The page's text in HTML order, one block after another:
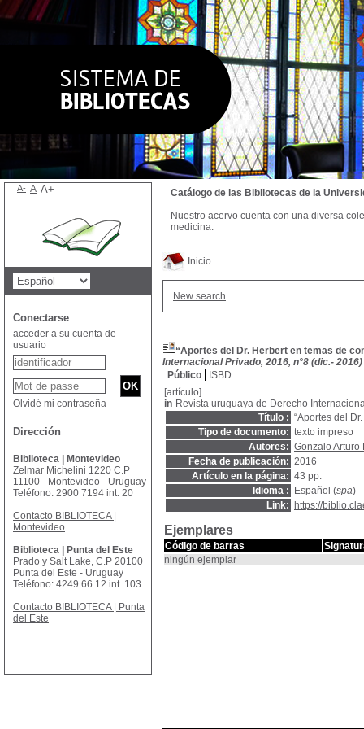
Inicio
New search
“Aportes del Dr. Herbert en temas de
Internacional Privado, 2016, n°8 (dic.- 2016)
Público
ISBD
[artículo]
in Revista uruguaya de Derecho
Título : “Aportes del
Tipo de documento: texto impreso
Autores: Gonzalo Arturo
Fecha de publicación: 2016
Artículo en la página: 43 pp.
Idioma :
Español (spa)
Link:
https://
Ejemplares
Código de barras
ningún ejemplar
Catálogo de las Bibliotecas de la
Nuestro acervo cuenta con una diversa
medicina.
A- A A+
Conectarse
acceder a su cuenta de
usuario
Olvidé mi contraseña
Dirección
Biblioteca | Montevideo
Zelmar Michelini 1220 C.P
11100 - Montevideo - Uruguay
Teléfono: 2900 7194 int. 20
Contacto BIBLIOTECA |
Montevideo
Biblioteca | Punta del Este
Prado y Salt Lake, C.P 20100
Punta del Este - Uruguay
Teléfono: 4249 66 12 int. 103
Contacto BIBLIOTECA | Punta
del Este